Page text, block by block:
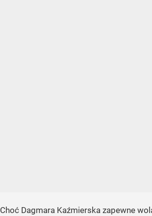
Choć Dagmara Kaźmierska zapewne